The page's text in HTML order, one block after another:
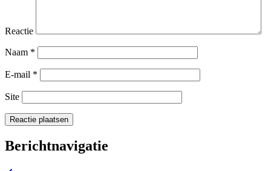
Reactie
Naam *
E-mail *
Site
Berichtnavigatie